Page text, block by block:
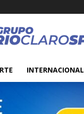
INTERNACIONAL